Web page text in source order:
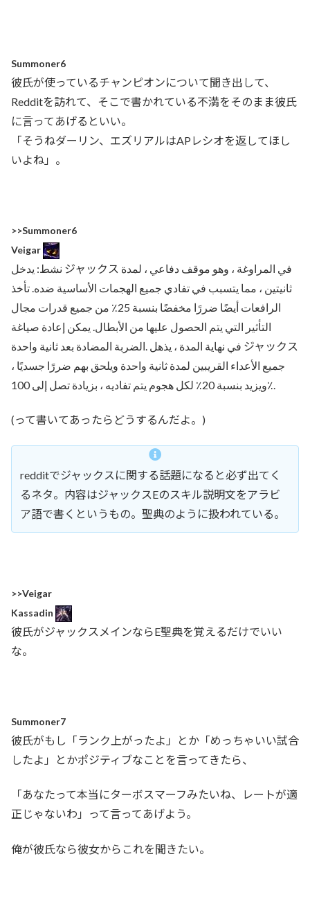
Summoner6
彼氏が使っているチャンピオンについて聞き出して、
Redditを訪れて、そこで書かれている不満をそのまま彼氏
に言ってあげるといい。
「そうねダーリン、エズリアルはAPレシオを返してほし
いよね」。
>>Summoner6
Veigar
نشط: يدخل ジャックス في المراوغة ، وهو موقف دفاعي ، لمدة
ثانيتين ، مما يتسبب في تفادي جميع الهجمات الأساسية ضده. تأخذ
الرافعات أيضًا ضررًا مخفضًا بنسبة 25٪ من جميع قدرات مجال
التأثير التي يتم الحصول عليها من الأبطال. يمكن إعادة صياغة
الضربة المضادة بعد ثانية واحدة. ‎في نهاية المدة ، يذهل ジャックス
جميع الأعداء القريبين لمدة ثانية واحدة ويلحق بهم ضررًا جسديًا ،
ويزيد بنسبة 20٪ لكل هجوم يتم تفاديه ، بزيادة تصل إلى 100٪.
(って書いてあったらどうするんだよ。)
redditでジャックスに関する話題になると必ず出てく
るネタ。内容はジャックスEのスキル説明文をアラビ
ア語で書くというもの。聖典のように扱われている。
>>Veigar
Kassadin
彼氏がジャックスメインならE聖典を覚えるだけでいい
な。
Summoner7
彼氏がもし「ランク上がったよ」とか「めっちゃいい試合
したよ」とかポジティブなことを言ってきたら、
「あなたって本当にターボスマーフみたいね、レートが適
正じゃないわ」って言ってあげよう。
俺が彼氏なら彼女からこれを聞きたい。